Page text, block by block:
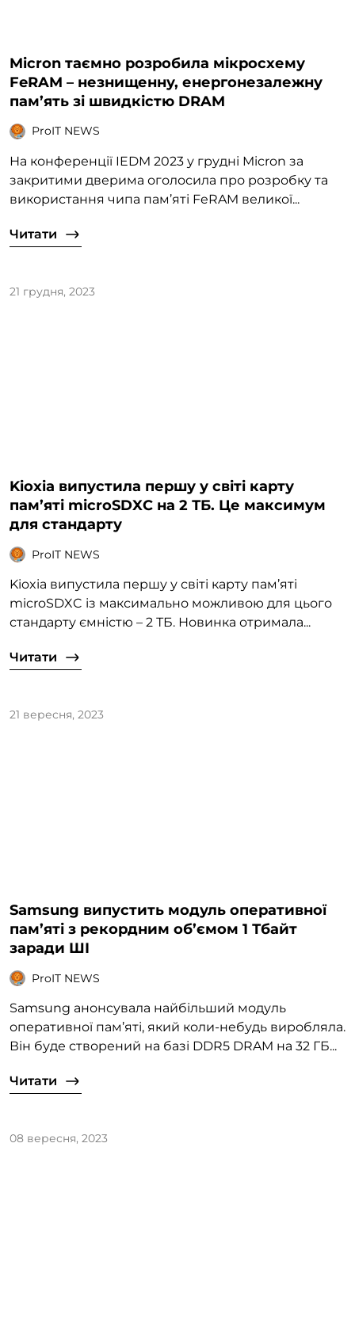
Micron таємно розробила мікросхему
FeRAM – незнищенну, енергонезалежну
пам’ять зі швидкістю DRAM
ProIT NEWS
На конференції IEDM 2023 у грудні Micron за
закритими дверима оголосила про розробку та
використання чипа пам’яті FeRAM великої...
Читати
21 грудня, 2023
Kioxia випустила першу у світі карту
пам’яті microSDXC на 2 ТБ. Це максимум
для стандарту
ProIT NEWS
Kioxia випустила першу у світі карту пам’яті
microSDXC із максимально можливою для цього
стандарту ємністю – 2 ТБ. Новинка отримала...
Читати
21 вересня, 2023
Samsung випустить модуль оперативної
пам’яті з рекордним об’ємом 1 Тбайт
заради ШІ
ProIT NEWS
Samsung анонсувала найбільший модуль
оперативної пам’яті, який коли-небудь виробляла.
Він буде створений на базі DDR5 DRAM на 32 ГБ...
Читати
08 вересня, 2023